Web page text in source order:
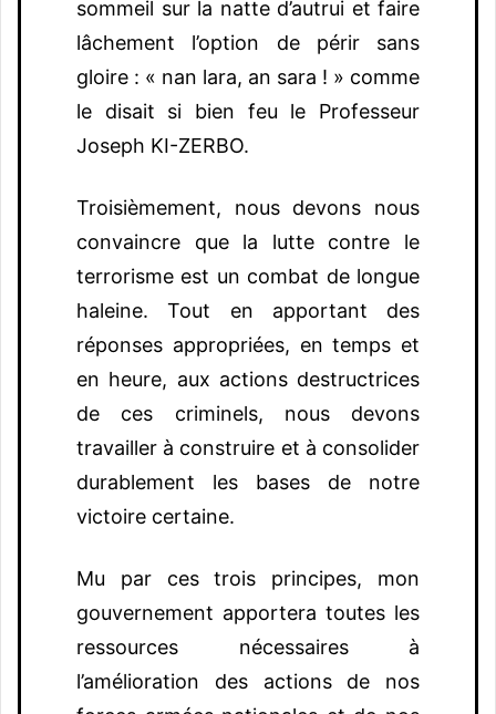
sommeil sur la natte d’autrui et faire
lâchement l’option de périr sans
gloire : « nan lara, an sara ! » comme
le disait si bien feu le Professeur
Joseph KI-ZERBO.
Troisièmement, nous devons nous
convaincre que la lutte contre le
terrorisme est un combat de longue
haleine. Tout en apportant des
réponses appropriées, en temps et
en heure, aux actions destructrices
de ces criminels, nous devons
travailler à construire et à consolider
durablement les bases de notre
victoire certaine.
Mu par ces trois principes, mon
gouvernement apportera toutes les
ressources nécessaires à
l’amélioration des actions de nos